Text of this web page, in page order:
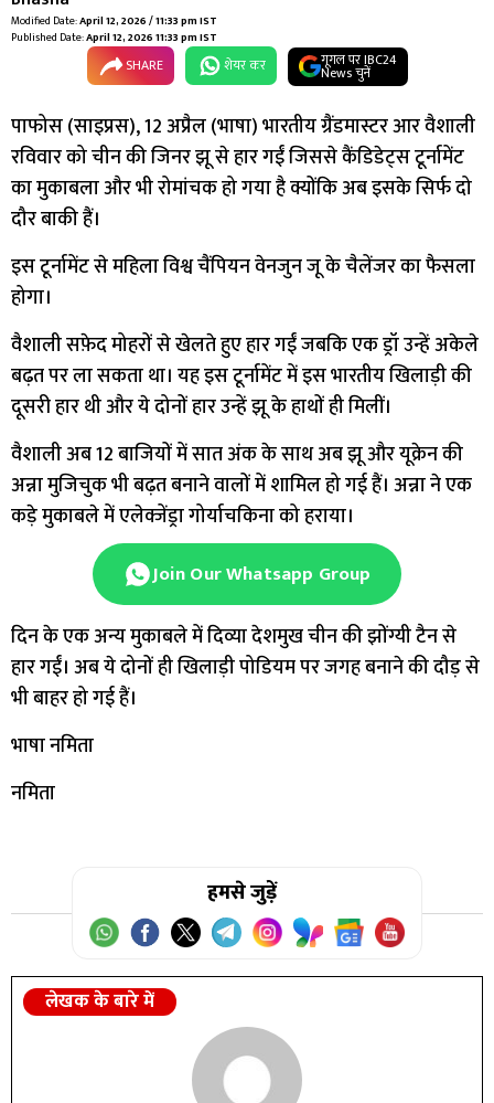
Modified Date:April 12, 2026 / 11:33 pm IST
Published Date:April 12, 2026 11:33 pm IST
SHARE शेयर कर गूगल पर IBC24
News चुनें
पाफोस (साइप्रस), 12 अप्रैल (भाषा) भारतीय ग्रैंडमास्टर आर वैशाली
रविवार को चीन की जिनर झू से हार गईं जिससे कैंडिडेट्स टूर्नामेंट
का मुकाबला और भी रोमांचक हो गया है क्योंकि अब इसके सिर्फ दो
दौर बाकी हैं।
इस टूर्नामेंट से महिला विश्व चैंपियन वेनजुन जू के चैलेंजर का फैसला
होगा।
वैशाली सफ़ेद मोहरों से खेलते हुए हार गईं जबकि एक ड्रॉ उन्हें अकेले
बढ़त पर ला सकता था। यह इस टूर्नामेंट में इस भारतीय खिलाड़ी की
दूसरी हार थी और ये दोनों हार उन्हें झू के हाथों ही मिलीं।
वैशाली अब 12 बाजियों में सात अंक के साथ अब झू और यूक्रेन की
अन्ना मुजिचुक भी बढ़त बनाने वालों में शामिल हो गई हैं। अन्ना ने एक
कड़े मुकाबले में एलेक्जेंड्रा गोर्याचकिना को हराया।
Join Our Whatsapp Group
दिन के एक अन्य मुकाबले में दिव्या देशमुख चीन की झोंग्यी टैन से
हार गईं। अब ये दोनों ही खिलाड़ी पोडियम पर जगह बनाने की दौड़ से
भी बाहर हो गई हैं।
भाषा नमिता
नमिता
हमसे जुड़ें
लेखक के बारे में